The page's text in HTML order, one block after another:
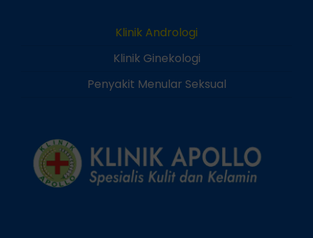
Klinik Andrologi
Klinik Ginekologi
Penyakit Menular Seksual